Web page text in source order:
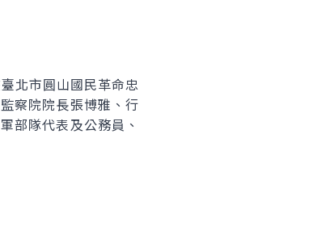
北市圓山國民革命忠
察院院長張博雅、行
部隊代表及公務員、